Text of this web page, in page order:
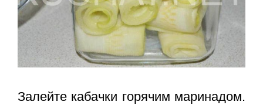
Залейте кабачки горячим маринадом.